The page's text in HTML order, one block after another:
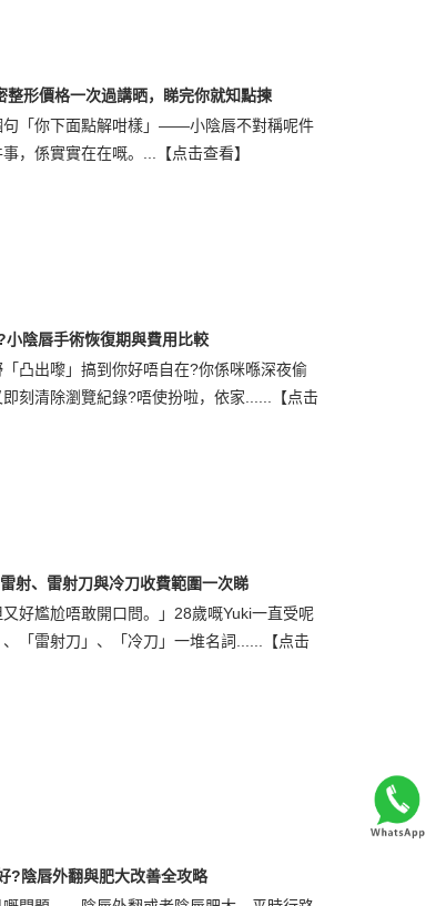
形價格一次過講晒，睇完你就知點揀
句「你下面點解咁樣」——小陰唇不對稱呢件
，係實實在在嘅。...
【点击查看】
陰唇手術恢復期與費用比較
凸出嚟」搞到你好唔自在?你係咪喺深夜偷
刻清除瀏覽紀錄?唔使扮啦，依家......
【点击
射、雷射刀與冷刀收費範圍一次睇
好尷尬唔敢開口問。」28歲嘅Yuki一直受呢
「雷射刀」、「冷刀」一堆名詞......
【点击
?陰唇外翻與肥大改善全攻略